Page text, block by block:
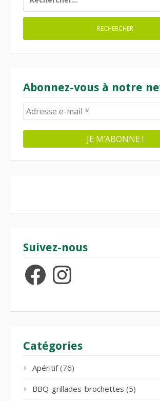
Abonnez-vous à notre
Suivez-nous
FacebookInstagram
Catégories
Apéritif(76)
BBQ-grillades-brochettes (5)